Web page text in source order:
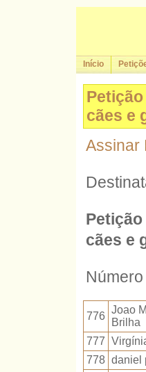
Início
cães e
Assinar
cães e
776
Joao
Brilha
777
778 daniel